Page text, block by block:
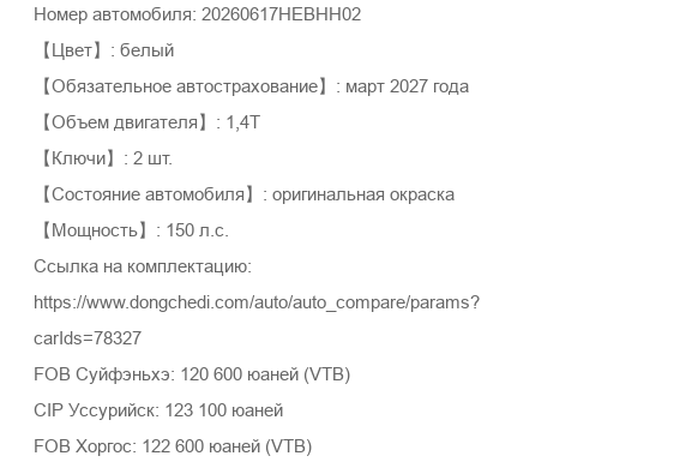
Номер автомобиля: 20260617HEBHH02
【Цвет】: белый
【Обязательное автострахование】: март 2027 года
【Объем двигателя】: 1,4T
【Ключи】: 2 шт.
【Состояние автомобиля】: оригинальная окраска
【Мощность】: 150 л.с.
Ссылка на комплектацию:
https://www.dongchedi.com/auto/auto_compare/params?
carIds=78327
FOB Суйфэньхэ: 120 600 юаней (VTB)
CIP Уссурийск: 123 100 юаней
FOB Хоргос: 122 600 юаней (VTB)